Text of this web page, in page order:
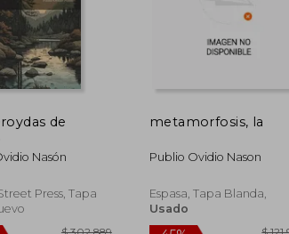
45%
dcto. $ 137.026
45%
dcto.
de
Nasón
Press, Tapa
metamorfosis, la
Publio Ovidio Nason
Espasa, Tapa Blanda,
Usado